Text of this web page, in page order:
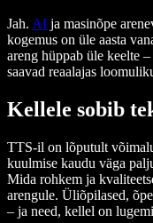
Jah. AI ja masinõpe
kogemus on üle aasta
areng hüppab üle keelte
saavad reaalajas
Kellele sobib
TTS-il on lõputult
kuulmise kaudu väga
Mida rohkem ja
arengule. Üliõpilased,
– ja need, kellel on